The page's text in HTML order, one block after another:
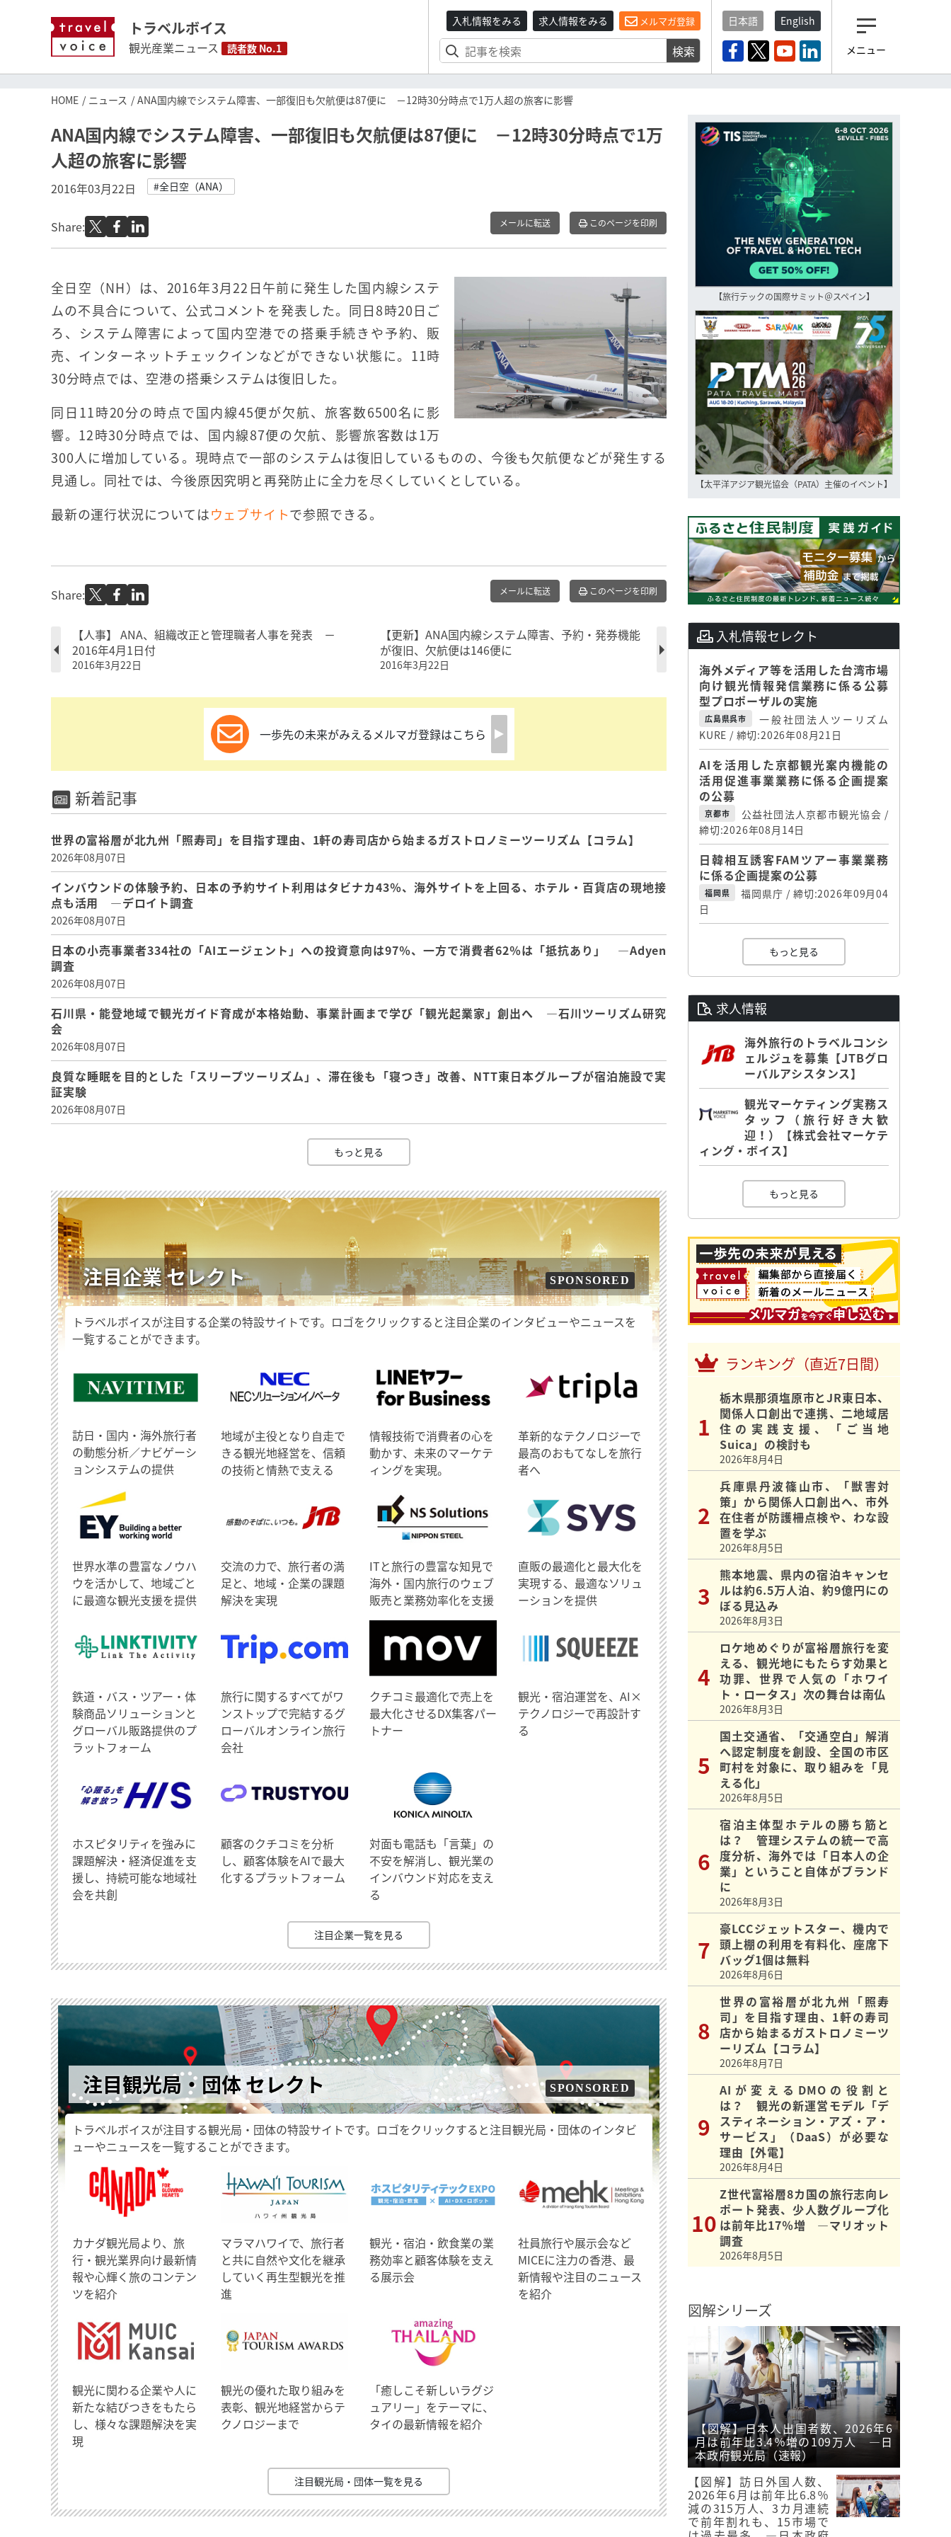
トラベルボイス
観光産業ニュース 読者数 No.1
入札情報をみる 求人情報をみる メルマガ登録
検索
日本語 English
メニュー
HOME ニュース ANA国内線でシステム障害、一部復旧も欠航便は87便に －12時30分時点で1万人超の旅客に影響
ANA国内線でシステム障害、一部復旧も欠航便は87便に －12時30分時点で1万
人超の旅客に影響
2016年03月22日 #全日空（ANA）
Share: メールに転送 このページを印刷
全日空（NH）は、2016年3月22日午前に発生した国内線システ
ムの不具合について、公式コメントを発表した。同日8時20日ご
ろ、システム障害によって国内空港での搭乗手続きや予約、販
売、インターネットチェックインなどができない状態に。11時
30分時点では、空港の搭乗システムは復旧した。
同日11時20分の時点で国内線45便が欠航、旅客数6500名に影
響。12時30分時点では、国内線87便の欠航、影響旅客数は1万
300人に増加している。現時点で一部のシステムは復旧しているものの、今後も欠航便などが発生する
見通し。同社では、今後原因究明と再発防止に全力を尽くしていくとしている。
最新の運行状況についてはウェブサイトで参照できる。
Share: メールに転送 このページを印刷
【人事】 ANA、組織改正と管理職者人事を発表 －
2016年4月1日付
2016年3月22日
【更新】ANA国内線システム障害、予約・発券機能
が復旧、欠航便は146便に
2016年3月22日
一歩先の未来がみえるメルマガ登録はこちら
新着記事
世界の富裕層が北九州「照寿司」を目指す理由、1軒の寿司店から始まるガストロノミーツーリズム【コラム】
2026年08月07日
インバウンドの体験予約、日本の予約サイト利用はタビナカ43％、海外サイトを上回る、ホテル・百貨店の現地接
点も活用 ―デロイト調査
2026年08月07日
日本の小売事業者334社の「AIエージェント」への投資意向は97％、一方で消費者62％は「抵抗あり」 ―Adyen
調査
2026年08月07日
石川県・能登地域で観光ガイド育成が本格始動、事業計画まで学び「観光起業家」創出へ ―石川ツーリズム研究
会
2026年08月07日
良質な睡眠を目的とした「スリープツーリズム」、滞在後も「寝つき」改善、NTT東日本グループが宿泊施設で実
証実験
2026年08月07日
もっと見る
注目企業 セレクト SPONSORED
トラベルボイスが注目する企業の特設サイトです。ロゴをクリックすると注目企業のインタビューやニュースを
一覧することができます。
訪日・国内・海外旅行者
の動態分析／ナビゲーシ
ョンシステムの提供
地域が主役となり自走で
きる観光地経営を、信頼
の技術と情熱で支える
情報技術で消費者の心を
動かす、未来のマーケテ
ィングを実現。
革新的なテクノロジーで
最高のおもてなしを旅行
者へ
世界水準の豊富なノウハ
ウを活かして、地域ごと
に最適な観光支援を提供
交流の力で、旅行者の満
足と、地域・企業の課題
解決を実現
ITと旅行の豊富な知見で
海外・国内旅行のウェブ
販売と業務効率化を支援
直販の最適化と最大化を
実現する、最適なソリュ
ーションを提供
鉄道・バス・ツアー・体
験商品ソリューションと
グローバル販路提供のプ
ラットフォーム
旅行に関するすべてがワ
ンストップで完結するグ
ローバルオンライン旅行
会社
クチコミ最適化で売上を
最大化させるDX集客パー
トナー
観光・宿泊運営を、AI×
テクノロジーで再設計す
る
ホスピタリティを強みに
課題解決・経済促進を支
援し、持続可能な地域社
会を共創
顧客のクチコミを分析
し、顧客体験をAIで最大
化するプラットフォーム
対面も電話も「言葉」の
不安を解消し、観光業の
インバウンド対応を支え
る
注目企業一覧を見る
注目観光局・団体 セレクト SPONSORED
トラベルボイスが注目する観光局・団体の特設サイトです。ロゴをクリックすると注目観光局・団体のインタビ
ューやニュースを一覧することができます。
​カナダ観光局より、旅
行・観光業界向け最新情
報や心輝く旅のコンテン
ツを紹介
マラマハワイで、旅行者
と共に自然や文化を継承
していく再生型観光を推
進
観光・宿泊・飲食業の業
務効率と顧客体験を支え
る展示会
社員旅行や展示会など
MICEに注力の香港、最
新情報や注目のニュース
を紹介
観光に関わる企業や人に
新たな結びつきをもたら
し、様々な課題解決を実
現
観光の優れた取り組みを
表彰、観光地経営からテ
クノロジーまで
「癒しこそ新しいラグジ
ュアリー」をテーマに、
タイの最新情報を紹介
注目観光局・団体一覧を見る
【旅行テックの国際サミット＠スペイン】
【太平洋アジア観光協会（PATA）主催のイベント】
入札情報セレクト
海外メディア等を活用した台湾市場
向け観光情報発信業務に係る公募
型プロポーザルの実施
広島県呉市
一般社団法人ツーリズム
KURE / 締切:2026年08月21日
AIを活用した京都観光案内機能の
活用促進事業業務に係る企画提案
の公募
京都市
公益社団法人京都市観光協会 /
締切:2026年08月14日
日韓相互誘客FAMツアー事業業務
に係る企画提案の公募
福岡県
福岡県庁 / 締切:2026年09月04
日
もっと見る
求人情報
海外旅行のトラベルコンシ
ェルジュを募集【JTBグロ
ーバルアシスタンス】
観光マーケティング実務ス
タッフ（旅行好き大歓
迎！）【株式会社マーケテ
ィング・ボイス】
もっと見る
ランキング（直近7日間）
栃木県那須塩原市とJR東日本、
関係人口創出で連携、二地域居
住の実践支援、「ご当地
Suica」の検討も
2026年8月4日
兵庫県丹波篠山市、「獣害対
策」から関係人口創出へ、市外
在住者が防護柵点検や、わな設
置を学ぶ
2026年8月5日
熊本地震、県内の宿泊キャンセ
ルは約6.5万人泊、約9億円にの
ぼる見込み
2026年8月3日
ロケ地めぐりが富裕層旅行を変
える、観光地にもたらす効果と
功罪、世界で人気の「ホワイ
ト・ロータス」次の舞台は南仏
2026年8月3日
国土交通省、「交通空白」解消
へ認定制度を創設、全国の市区
町村を対象に、取り組みを「見
える化」
2026年8月5日
宿泊主体型ホテルの勝ち筋と
は？ 管理システムの統一で高
度分析、海外では「日本人の企
業」ということ自体がブランド
に
2026年8月3日
豪LCCジェットスター、機内で
頭上棚の利用を有料化、座席下
バッグ1個は無料
2026年8月6日
世界の富裕層が北九州「照寿
司」を目指す理由、1軒の寿司
店から始まるガストロノミーツ
ーリズム【コラム】
2026年8月7日
AIが変えるDMOの役割と
は？ 観光の新運営モデル「デ
スティネーション・アズ・ア・
サービス」（DaaS）が必要な
理由【外電】
2026年8月4日
Z世代富裕層8カ国の旅行志向レ
ポート発表、少人数グループ化
は前年比17％増 ―マリオット
調査
2026年8月5日
図解シリーズ
【図解】日本人出国者数、2026年6
月は前年比3.4％増の109万人 ―日
本政府観光局（速報）
【図解】訪日外国人数、
2026年6月は前年比6.8％
減の315万人、3カ月連続
で前年割れも、15市場で
観光産業ニュース「トラベ
登録済みですよね？
もし未だ登録していないなら…
いますぐ登録する